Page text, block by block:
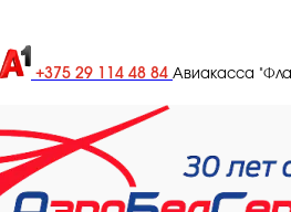
+375 29 114 48 84 Авиакасса